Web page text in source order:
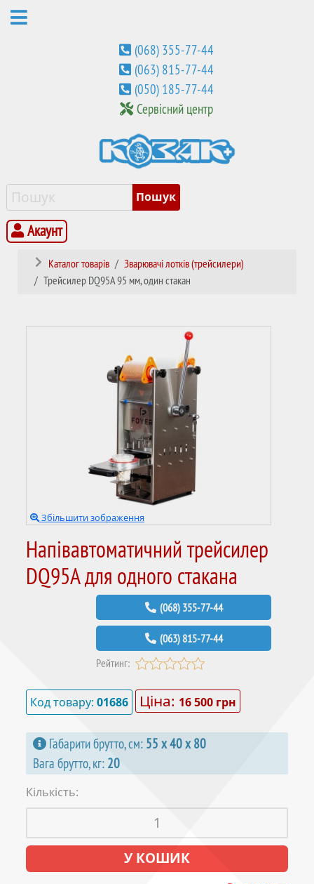
(068) 355-77-44
(063) 815-77-44
(050) 185-77-44
Сервісний центр
Акаунт
Каталог товарів
Зварювачі лотків (трейсилери)
Трейсилер DQ95A 95 мм, один стакан
Збільшити зображення
Напівавтоматичний трейсилер
DQ95A для одного стакана
(068) 355-77-44
(063) 815-77-44
Рейтинг:
Код товару: 01686 Ціна: 16 500 грн
Габарити брутто, см: 55 х 40 х 80
Вага брутто, кг: 20
Кількість: